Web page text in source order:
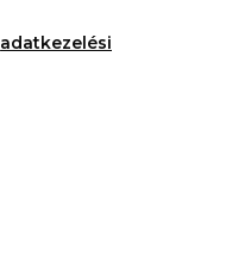
adatkezelési